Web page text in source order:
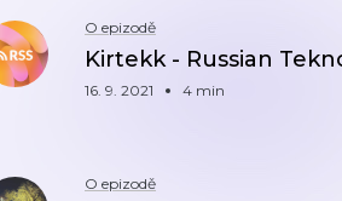
O epizodě
Kirtekk - Russian
16. 9. 2021 4 min
O epizodě